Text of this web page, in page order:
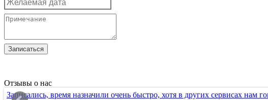
Отзывы о нас
Записались, время назначили очень быстро, хотя в других сервисах нам